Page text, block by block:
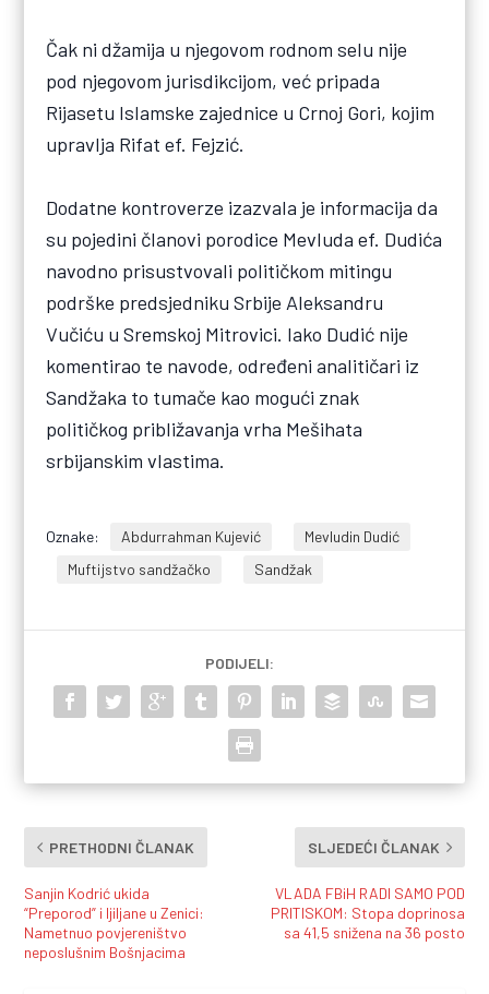
Čak ni džamija u njegovom rodnom selu nije
pod njegovom jurisdikcijom, već pripada
Rijasetu Islamske zajednice u Crnoj Gori, kojim
upravlja Rifat ef. Fejzić.
Dodatne kontroverze izazvala je informacija da
su pojedini članovi porodice Mevluda ef. Dudića
navodno prisustvovali političkom mitingu
podrške predsjedniku Srbije Aleksandru
Vučiću u Sremskoj Mitrovici. Iako Dudić nije
komentirao te navode, određeni analitičari iz
Sandžaka to tumače kao mogući znak
političkog približavanja vrha Mešihata
srbijanskim vlastima.
Oznake: Abdurrahman Kujević
Mevludin Dudić
Muftijstvo sandžačko
Sandžak
PODIJELI:
PRETHODNI ČLANAK
Sanjin Kodrić ukida
“Preporod” i ljiljane u Zenici:
Nametnuo povjereništvo
neposlušnim Bošnjacima
SLJEDEĆI ČLANAK
VLADA FBiH RADI SAMO POD
PRITISKOM: Stopa doprinosa
sa 41,5 snižena na 36 posto